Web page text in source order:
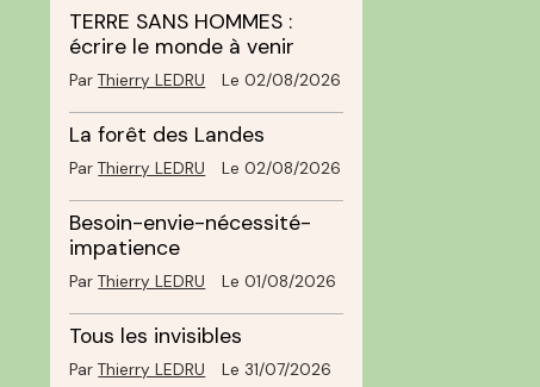
TERRE SANS HOMMES :
écrire le monde à venir
ParThierry LEDRU Le 02/08/2026
La forêt des Landes
ParThierry LEDRU Le 02/08/2026
Besoin-envie-nécessité-
impatience
ParThierry LEDRU Le 01/08/2026
Tous les invisibles
ParThierry LEDRU Le 31/07/2026